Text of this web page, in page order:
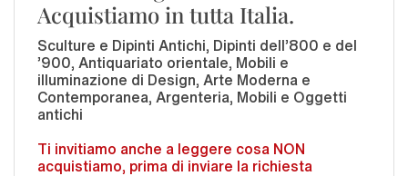
Acquistiamo in tutta Italia.
Sculture e Dipinti Antichi, Dipinti dell'800 e del
'900, Antiquariato orientale, Mobili e
illuminazione di Design, Arte Moderna e
Contemporanea, Argenteria, Mobili e Oggetti
antichi
Ti invitiamo anche a leggere cosa NON
acquistiamo, prima di inviare la richiesta